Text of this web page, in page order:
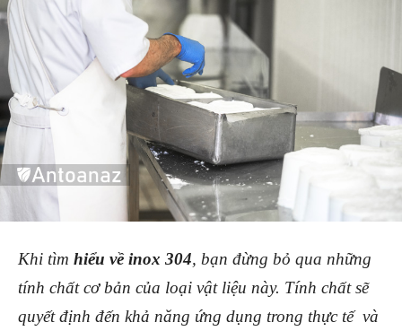
Khi tìm hiểu về inox 304, bạn đừng bỏ qua những
tính chất cơ bản của loại vật liệu này. Tính chất sẽ
quyết định đến khả năng ứng dụng trong thực tế và